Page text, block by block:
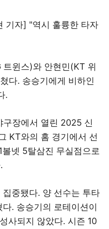
기자] "역시 훌륭한 타자
윈스)와 안현민(KT 위
다. 송승기에게 비하인
.
구장에서 열린 2025 신
KT와의 홈 경기에서 선
넷 5탈삼진 무실점으로
중됐다. 양 선수는 투타
. 송승기의 로테이션이
사되지 않았다. 시즌 10